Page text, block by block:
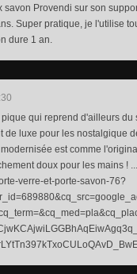
savon Provendi sur son
Super pratique, je l'utilise
dure 1 an.
qui reprend d'ailleurs du
de luxe pour les nostalgique
est comme
doux pour les mains !
verre-et-porte-savon-76?